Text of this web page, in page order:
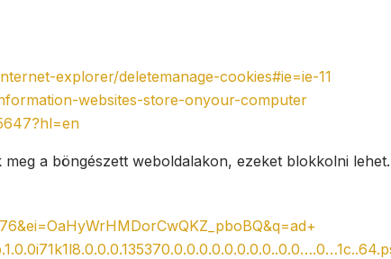
explorer/deletemanage-cookies#ie=ie-11
websites-store-onyour-computer
a böngészett weboldalakon, ezeket blokkolni